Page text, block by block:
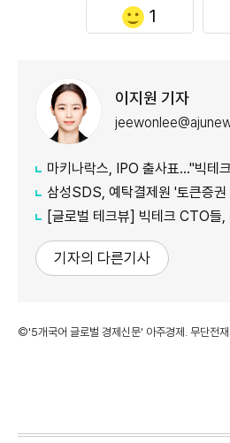
1
이지원 기자
마키나락스, IPO 출사표…"빅테크와
삼성SDS, 예탁결제원 '토큰증
[글로벌 테크뷰] 빅테크 CTO들, 직함 떼고 엔지니
기자의 다른기사
©'5개국어 글로벌 경제신문' 아주경제. 무단전재